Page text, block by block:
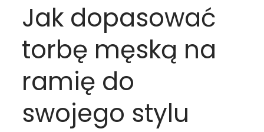
Jak dopasować
torbę męską na
ramię do
swojego stylu